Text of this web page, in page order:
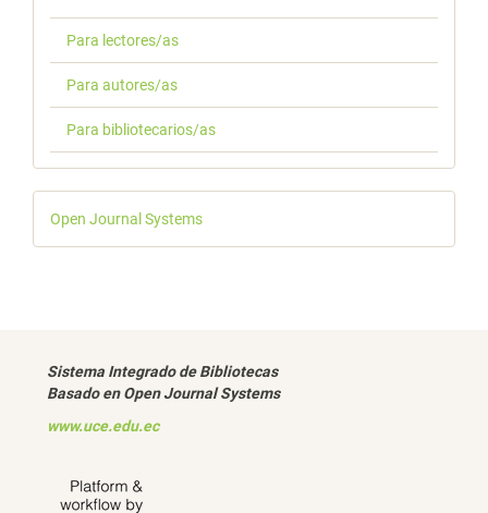
Para lectores/as
Para autores/as
Para bibliotecarios/as
Desarrollado
por
Open Journal Systems
Sistema Integrado de Bibliotecas
Basado en Open Journal Systems
www.uce.edu.ec